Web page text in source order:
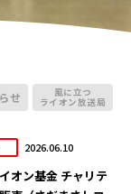
せ 風に立つ
ライオン放送局
2026.06.10
オン基金 チャリテ